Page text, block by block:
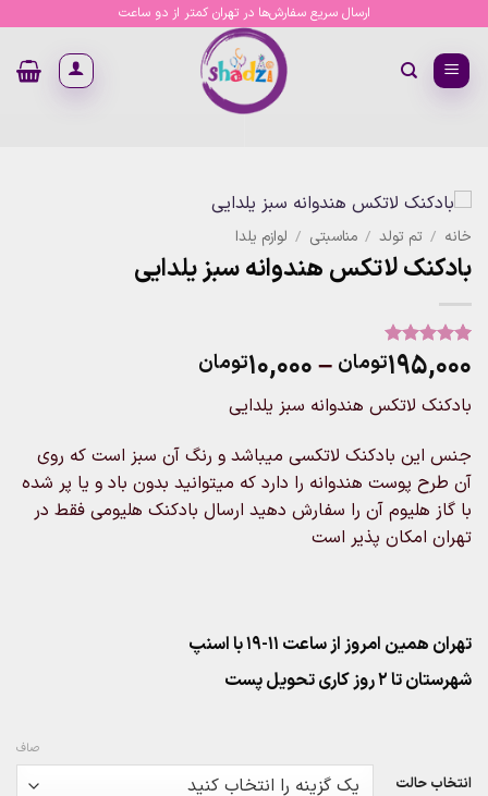
content
ارسال سریع سفارش‌ها در تهران کمتر از دو ساعت
خانه / تم تولد / مناسبتی / لوازم یلدا
بادکنک لاتکس هندوانه سبز یلدایی
امتیاز5از
5 امتیاز
۱۹۵,۰۰۰تومان –۱۰,۰۰۰تومان
through
۱۹۵,۰۰۰تومان
بادکنک لاتکس هندوانه سبز یلدایی
جنس این بادکنک لاتکسی میباشد و رنگ آن سبز است که روی
آن طرح پوست هندوانه را دارد که میتوانید بدون باد و یا پر شده
با گاز هلیوم آن را سفارش دهید ارسال بادکنک هلیومی فقط در
تهران امکان پذیر است
تهران همین امروز از ساعت ۱۱-۱۹ با اسنپ
شهرستان تا 2 روز کاری تحویل پست
انتخاب حالت
صاف